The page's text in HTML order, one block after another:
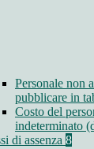
Personale non
pubblicare in
Costo del
indeterminato
di assenza 8